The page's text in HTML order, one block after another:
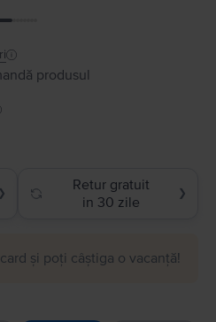
produsul
❯
Retur gratuit
in 30 zile
❯
și poți câștiga o vacanță!